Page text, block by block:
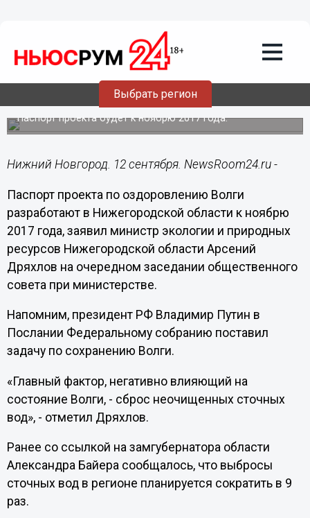
Выбрать регион
12.09.201712:34
Проект по оздоровлению Волги
разработают в Нижегородской области
Паспорт проекта будет к ноябрю 2017 года.
Нижний Новгород. 12 сентября. NewsRoom24.ru -
Паспорт проекта по оздоровлению Волги
разработают в Нижегородской области к ноябрю
2017 года, заявил министр экологии и природных
ресурсов Нижегородской области Арсений
Дряхлов на очередном заседании общественного
совета при министерстве.
Напомним, президент РФ Владимир Путин в
Послании Федеральному собранию поставил
задачу по сохранению Волги.
«Главный фактор, негативно влияющий на
состояние Волги, - сброс неочищенных сточных
вод», - отметил Дряхлов.
Ранее со ссылкой на замгубернатора области
Александра Байера сообщалось, что выбросы
сточных вод в регионе планируется сократить в 9
раз.